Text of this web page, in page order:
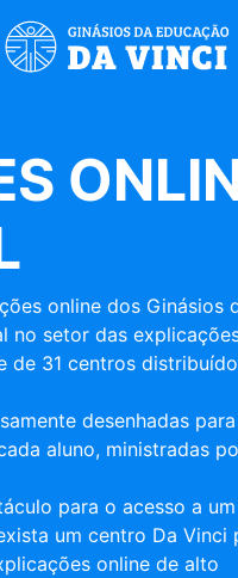
online dos Ginásios
no setor das
de 31 centros
desenhadas para
aluno, ministradas
para o acesso a um
um centro Da Vinci
online de alto